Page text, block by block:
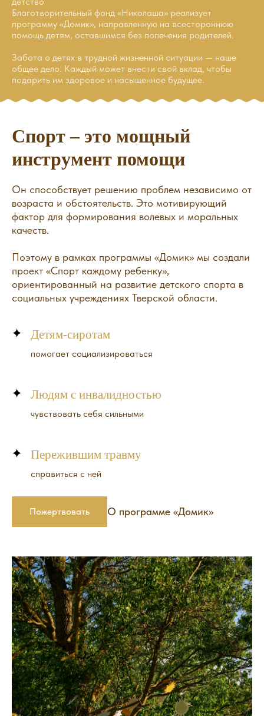
Благотворительный фонд «Николаша» реализует
программу «Домик», направленную на всестороннюю
помощь детям, оставшимся без попечения родителей.
Забота о детях в трудной жизненной ситуации — наше
общее дело. Каждый может внести свой вклад, чтобы
подарить им здоровое и насыщенное будущее.
Спорт – это мощный
инструмент помощи
Он способствует решению проблем независимо от
возраста и обстоятельств. Это мотивирующий
фактор для формирования волевых и моральных
качеств.
Поэтому в рамках программы «Домик» мы создали
проект «Спорт каждому ребенку»,
ориентированный на развитие детского спорта в
социальных учреждениях Тверской области.
Детям-сиротам
помогает социализироваться
Людям с инвалидностью
чувствовать себя сильными
Пережившим травму
справиться с ней
Пожертвовать О программе «Домик»
помощи